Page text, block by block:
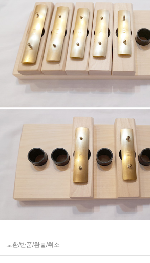
교환/반품/환불/취소